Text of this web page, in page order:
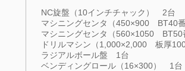
NC旋盤（10インチチャック） 2台
マシニングセンタ（450×900 BT40
マシニングセンタ（560×1050
ドリルマシン（1,000×2,000 板厚
ラジアルボール盤 1台
ベンディングロール（16×300） 1台